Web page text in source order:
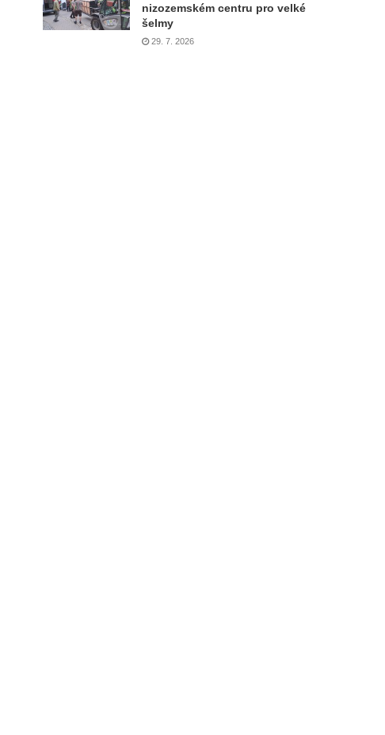
nizozemském centru pro velké
šelmy
29. 7. 2026